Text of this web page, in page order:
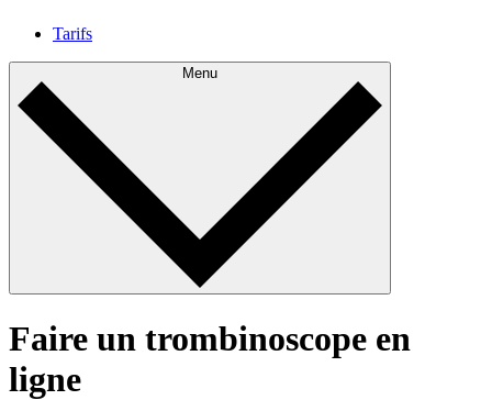
Tarifs
Menu
Faire un trombinoscope en
ligne